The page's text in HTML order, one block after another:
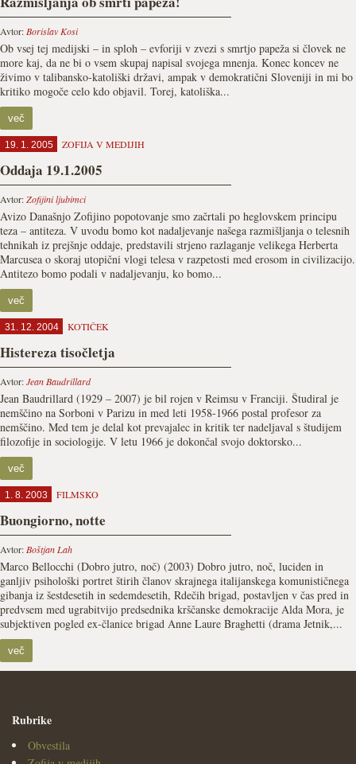
Avtor: Borislav Kosi
Ob vsej tej medijski – in sploh – evforiji v zvezi s smrtjo papeža si človek ne
more kaj, da ne bi o vsem skupaj napisal svojega mnenja. Konec koncev ne
živimo v talibansko-katoliški državi, ampak v demokratični Sloveniji in mi bo
kritiko mogoče celo kdo objavil. Torej, katoliška...
več
19. 1. 2005 ZOFIJA V MEDIJIH
Oddaja 19.1.2005
Avtor:Zofijini ljubimci
Avizo Današnjo Zofijino popotovanje smo začrtali po heglovskem principu
teza – antiteza. V uvodu bomo kot nadaljevanje našega razmišljanja o telesnih
tehnikah iz prejšnje oddaje, predstavili strjeno razlaganje velikega Herberta
Marcusea o skoraj utopični vlogi telesa v razpetosti med erosom in civilizacijo.
Antitezo bomo podali v nadaljevanju, ko bomo...
več
31. 12. 2004 KOTIČEK
Histereza tisočletja
Avtor:Jean Baudrillard
Jean Baudrillard (1929 – 2007) je bil rojen v Reimsu v Franciji. Študiral je
nemščino na Sorboni v Parizu in med leti 1958-1966 postal profesor za
nemščino. Med tem je delal kot prevajalec in kritik ter nadeljaval s študijem
filozofije in sociologije. V letu 1966 je dokončal svojo doktorsko...
več
1. 8. 2003 FILMSKO
Buongiorno, notte
Avtor: Boštjan Lah
Marco Bellocchi (Dobro jutro, noč) (2003) Dobro jutro, noč, luciden in
ganljiv psihološki portret štirih članov skrajnega italijanskega komunističnega
gibanja iz šestdesetih in sedemdesetih, Rdečih brigad, postavljen v čas pred in
predvsem med ugrabitvijo predsednika krščanske demokracije Alda Mora, je
subjektiven pogled ex-članice brigad Anne Laure Braghetti (drama Jetnik,...
več
Rubrike
Obvestila